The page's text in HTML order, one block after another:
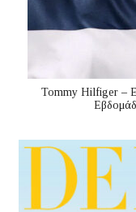
Tommy Hilfiger –